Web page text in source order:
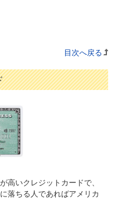
目次へ戻る
高いクレジットカードで、
落ちる人であればアメリカ